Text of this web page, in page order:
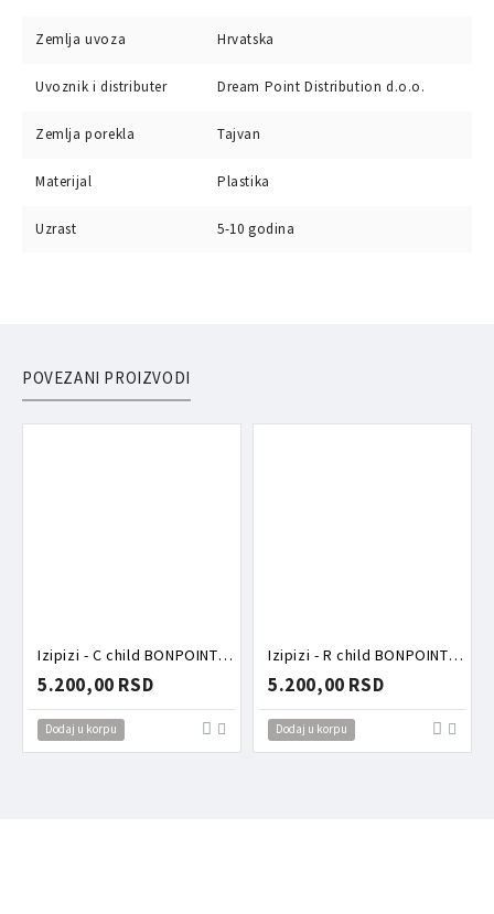
Zemlja uvoza Hrvatska
Uvoznik i distributer Dream Point Distribution d.o.o.
Zemlja porekla Tajvan
Materijal Plastika
Uzrast 5-10 godina
POVEZANI PROIZVODI
Izipizi - C child BONPOINT Sweet Pink naočare za sunce (5-7)
5.200,00 RSD
Dodaj u korpu
Izipizi - R child BONPOINT Glossy Havane naočare za sunce (5-7)
5.200,00 RSD
Dodaj u korpu